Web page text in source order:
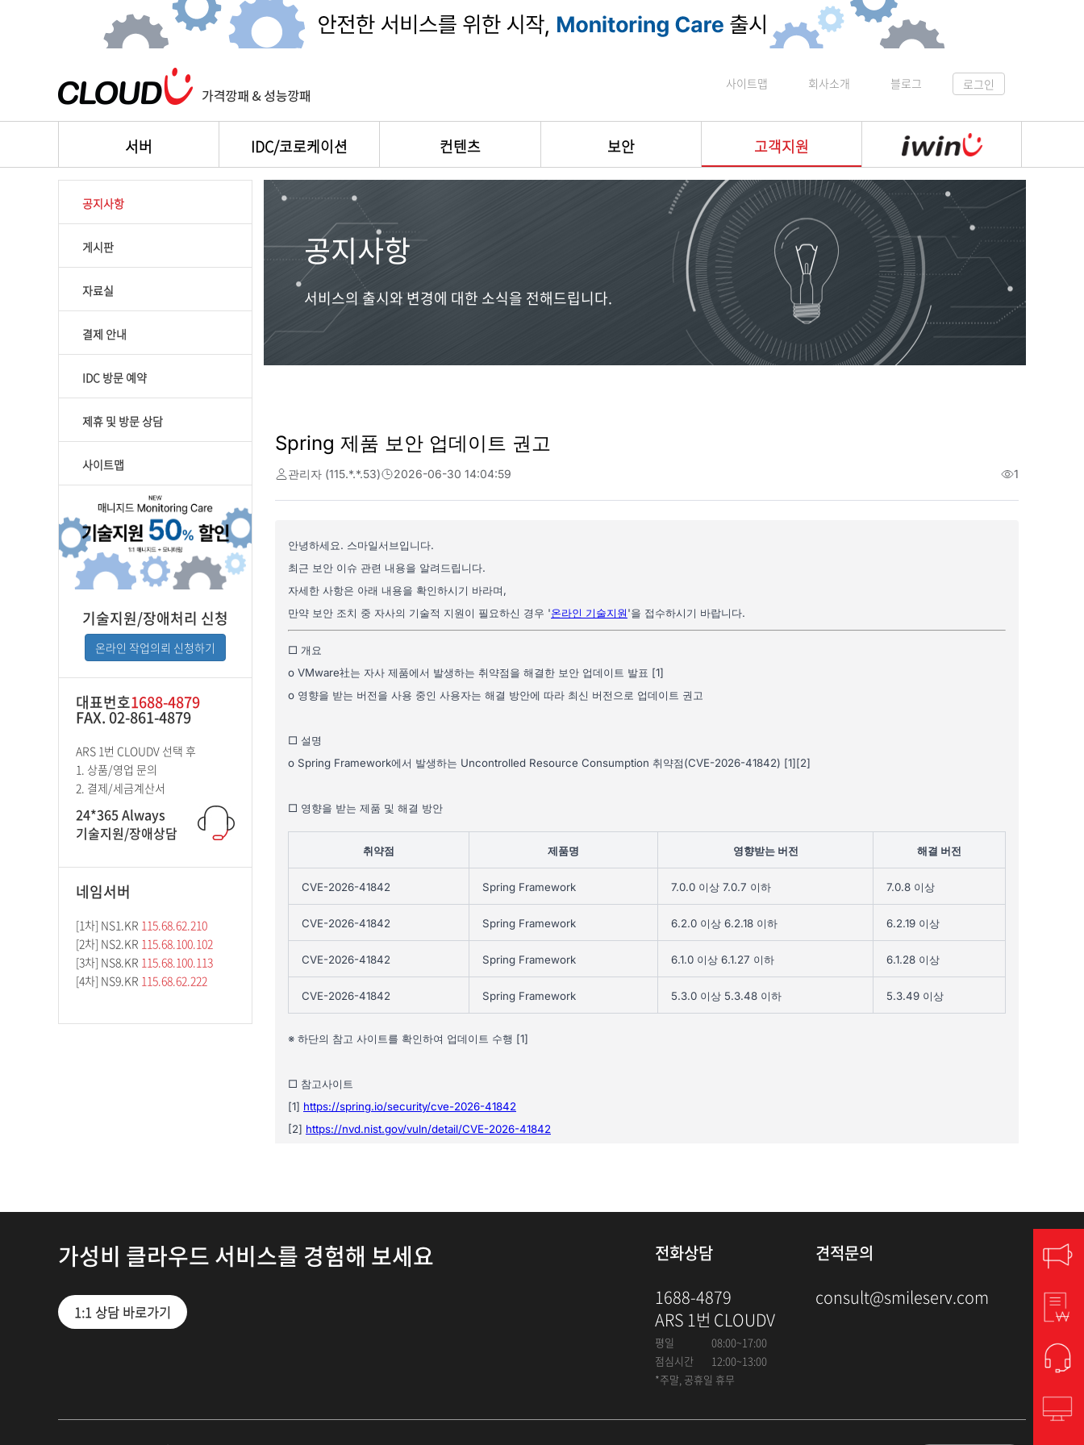
사이트맵 회사소개 블로그 로그인
서버 IDC/코로케이션 컨텐츠 보안 고객지원
공지사항
게시판
자료실
결제 안내
IDC 방문 예약
제휴 및 방문 상담
사이트맵
기술지원/장애처리 신청
온라인 작업의뢰 신청하기
대표번호1688-4879
FAX. 02-861-4879
ARS 1번 CLOUDV 선택 후
1. 상품/영업 문의
2. 결제/세금계산서
24*365 Always
기술지원/장애상담
네임서버
[1차] NS1.KR 115.68.62.210
[2차] NS2.KR 115.68.100.102
[3차] NS8.KR 115.68.100.113
[4차] NS9.KR 115.68.62.222
공지사항
서비스의 출시와 변경에 대한 소식을 전해드립니다.
가성비 클라우드 서비스를 경험해 보세요
1:1 상담 바로가기
전화상담
1688-4879
ARS 1번 CLOUDV
평일
08:00~17:00
점심시간
12:00~13:00
*주말, 공휴일 휴무
견적문의
consult@smileserv.com